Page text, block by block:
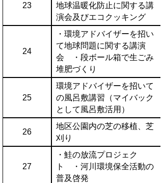
23
地球温暖化防止に関する講
演会及びエコクッキング
24
・環境アドバイザーを招い
て地球問題に関する講演
会 ・段ボール箱で生ごみ
堆肥づくり
25
環境アドバイザーを招いて
の風呂敷講習（マイバック
として風呂敷活用）
26
地区公園内の芝の移植、芝
刈り
27
・鮭の放流プロジェク
ト ・河川環境保全活動の
普及啓発